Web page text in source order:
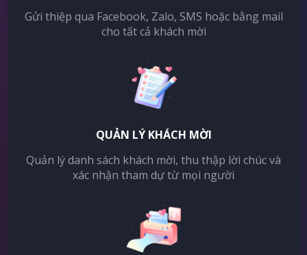
Gửi thiệp qua Facebook, Zalo, SMS hoặc bằng mail
cho tất cả khách mời
QUẢN LÝ KHÁCH MỜI
Quản lý danh sách khách mời, thu thập lời chúc và
xác nhận tham dự từ mọi người